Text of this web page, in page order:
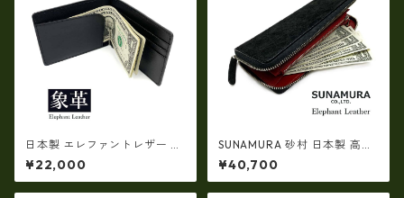
日本製 エレファントレザー ×
姫路レザー スリム マネークリ
ップ 札ばさみ 本革 リアルレザ
ー(5176)
¥22,000
SUNAMURA 砂村 日本製 高級
エレファントレザー ラウンド
ファスナー長財布 本革 象革(ly
1102)
¥40,700